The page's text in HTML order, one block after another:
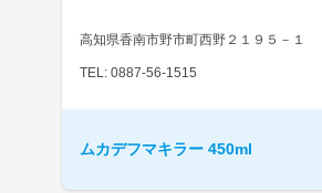
高知県香南市野市町西野２１９５－１
TEL: 0887-56-1515
ムカデフマキラー 450ml